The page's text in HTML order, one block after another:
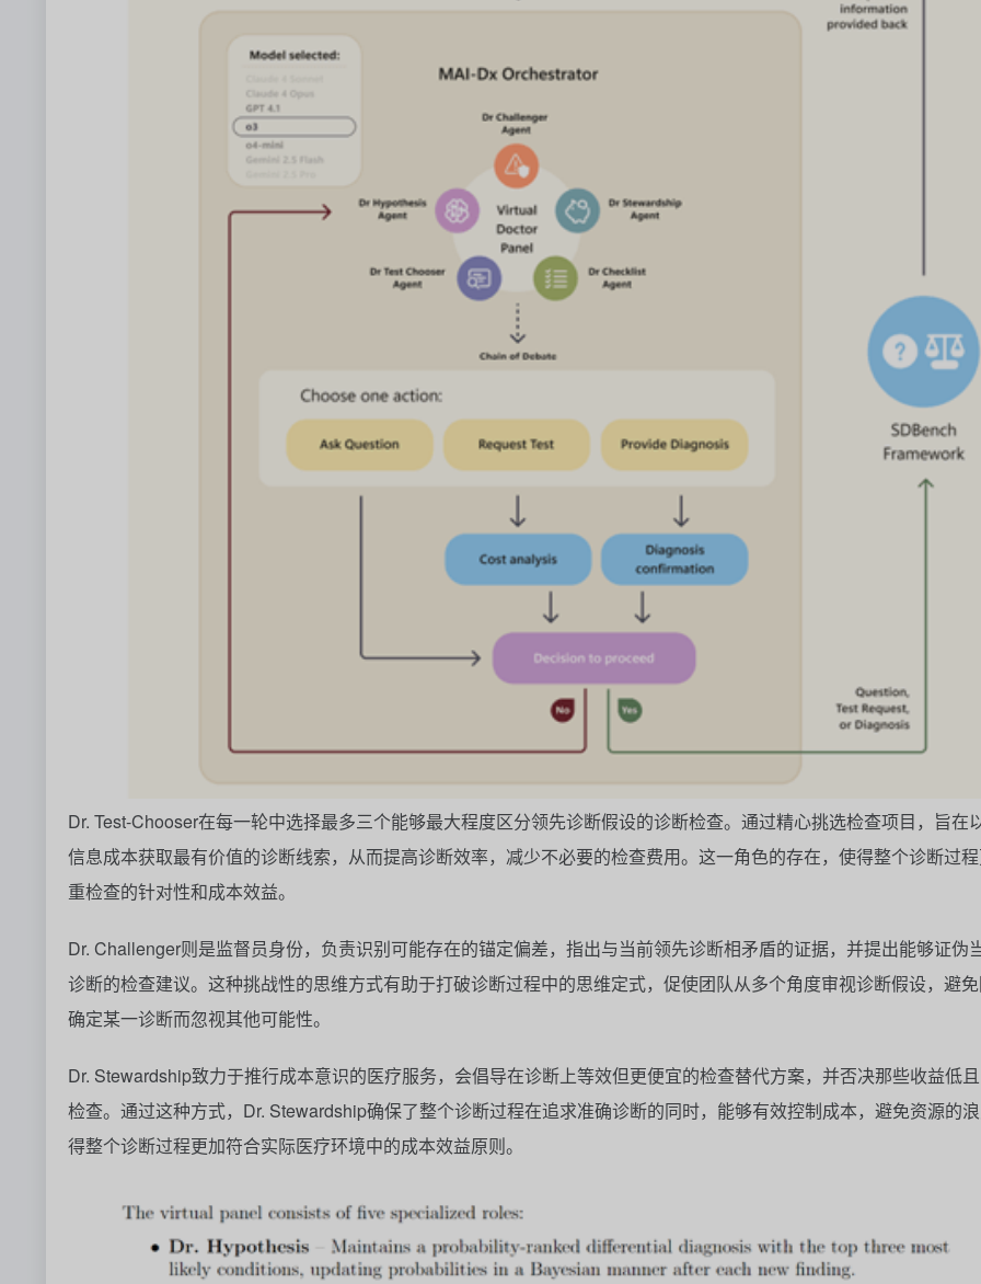
Dr. Test-Chooser在每一轮中选择最多三个能够最大程度区分领先诊断假设的诊断检查。通过精心挑选检查项目，旨在
信息成本获取最有价值的诊断线索，从而提高诊断效率，减少不必要的检查费用。这一角色的存在，使得整个诊断过
重检查的针对性和成本效益。
Dr. Challenger则是监督员身份，负责识别可能存在的锚定偏差，指出与当前领先诊断相矛盾的证据，并提出能够证伪
诊断的检查建议。这种挑战性的思维方式有助于打破诊断过程中的思维定式，促使团队从多个角度审视诊断假设，避
确定某一诊断而忽视其他可能性。
Dr. Stewardship致力于推行成本意识的医疗服务，会倡导在诊断上等效但更便宜的检查替代方案，并否决那些收益低
检查。通过这种方式， Dr. Stewardship确保了整个诊断过程在追求准确诊断的同时，能够有效控制成本，避免资源的
得整个诊断过程更加符合实际医疗环境中的成本效益原则。